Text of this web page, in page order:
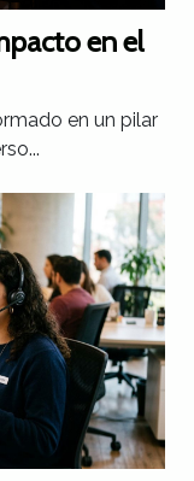
en el
en un pilar